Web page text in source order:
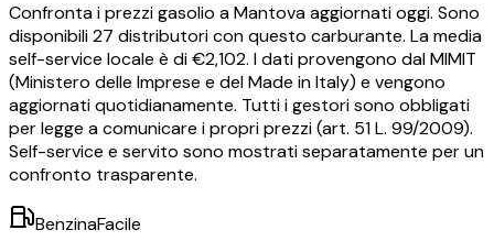
Confronta i prezzigasolio aMantovaaggiornati oggi. Sono
disponibili27 distributori con questo carburante. La media
self-service locale è di €2,102. I dati provengono dal MIMIT
(Ministero delle Imprese e del Made in Italy) e vengono
aggiornati quotidianamente. Tutti i gestori sono obbligati
per legge a comunicare i propri prezzi (art. 51 L. 99/2009).
Self-service e servito sono mostrati separatamente per un
confronto trasparente.
BenzinaFacile